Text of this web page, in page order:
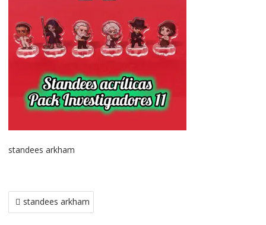
standees arkham
Navegación
de
standees arkham